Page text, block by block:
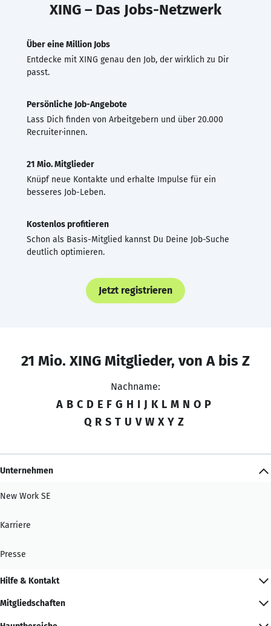
XING – Das Jobs-Netzwerk
Über eine Million Jobs
Entdecke mit XING genau den Job, der wirklich zu Dir
passt.
Persönliche Job-Angebote
Lass Dich finden von Arbeitgebern und über 20.000
Recruiter·innen.
21 Mio. Mitglieder
Knüpf neue Kontakte und erhalte Impulse für ein
besseres Job-Leben.
Kostenlos profitieren
Schon als Basis-Mitglied kannst Du Deine Job-Suche
deutlich optimieren.
Jetzt registrieren
21 Mio. XING Mitglieder, von A bis Z
Nachname:
A B C D E F G H I J K L M N O P
Q R S T U V W X Y Z
Unternehmen
New Work SE
Karriere
Presse
Hilfe & Kontakt
Mitgliedschaften